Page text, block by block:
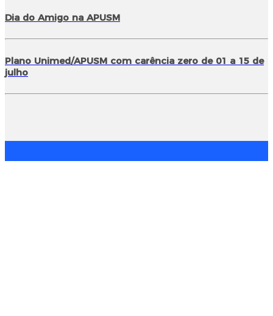
Dia do Amigo na APUSM
Plano Unimed/APUSM com carência zero de 01 a 15 de
julho